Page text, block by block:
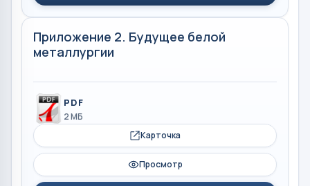
Приложение 2. Будущее белой
металлургии
PDF
2 МБ
Карточка
Просмотр